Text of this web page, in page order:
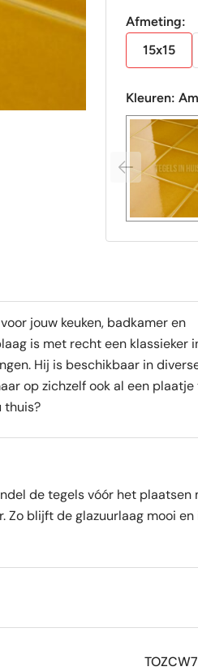
Afmeting:
15x15
Kleuren:
jouw keuken, badkamer en
is met recht een klassieker
Hij is beschikbaar in
op zichzelf ook al een plaatje
thuis?
de tegels vóór het plaatsen
Zo blijft de glazuurlaag mooi en